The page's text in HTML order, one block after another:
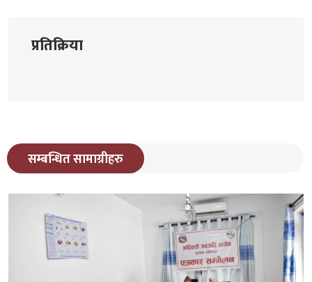
प्रतिक्रिया
सम्बन्धित सामाग्रीहरु